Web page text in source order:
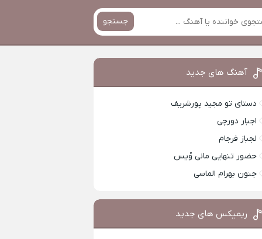
جستجو
آهنگ های جدید
دستای تو مجید پورشریف
اجبار دورچی
لجباز فرجام
حضور تنهایی مانی وُیس
جنون بهرام الماسی
ریمیکس های جدید